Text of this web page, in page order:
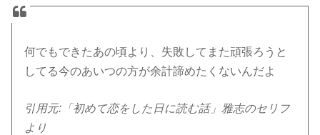
何でもできたあの頃より、失敗してまた頑張ろうと
してる今のあいつの方が余計諦めたくないんだよ
引用元:「初めて恋をした日に読む話」雅志のセリフ
より